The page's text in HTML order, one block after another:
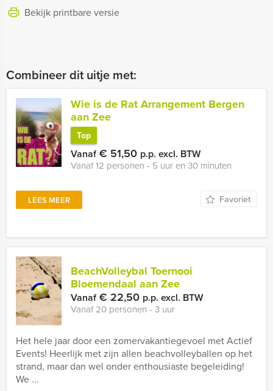
Bekijk printbare versie
Combineer dit uitje met:
Wie is de Rat Arrangement Bergen
aan Zee
Top
Vanaf€ 51,50 p.p. excl. BTW
Vanaf 12 personen ‐ 5 uur en 30 minuten
LEES MEER Favoriet
BeachVolleybal Toernooi
Bloemendaal aan Zee
Vanaf€ 22,50 p.p. excl. BTW
Vanaf 20 personen ‐ 3 uur
Het hele jaar door een zomervakantiegevoel met Actief
Events! Heerlijk met zijn allen beachvolleyballen op het
strand, maar dan wel onder enthousiaste begeleiding!
We ...